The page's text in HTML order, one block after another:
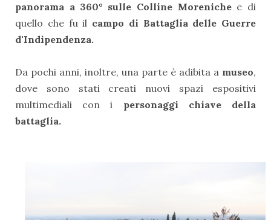
panorama a 360° sulle Colline Morenichee di
quello che fu il campo di Battaglia delle Guerre
d'Indipendenza.
Da pochi anni, inoltre, una parte è adibita a museo,
dove sono stati creati nuovi spazi espositivi
multimediali con i personaggi chiave della
battaglia.